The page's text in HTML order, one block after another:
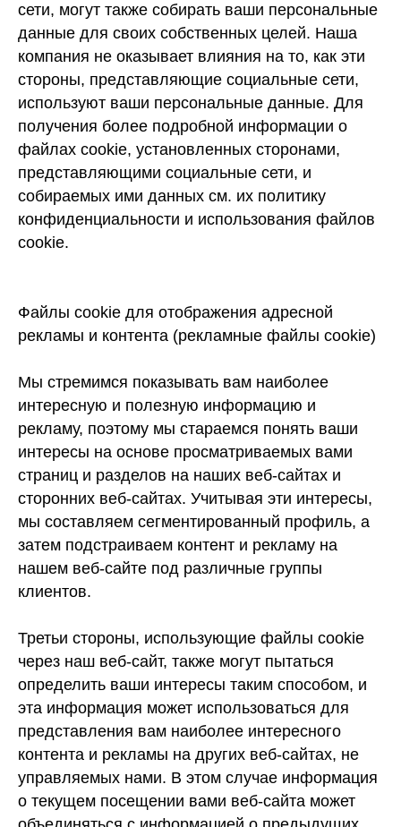
сети, могут также собирать ваши персональные
данные для своих собственных целей. Наша
компания не оказывает влияния на то, как эти
стороны, представляющие социальные сети,
используют ваши персональные данные. Для
получения более подробной информации о
файлах cookie, установленных сторонами,
представляющими социальные сети, и
собираемых ими данных см. их политику
конфиденциальности и использования файлов
cookie.
Файлы cookie для отображения адресной
рекламы и контента (рекламные файлы cookie)
Мы стремимся показывать вам наиболее
интересную и полезную информацию и
рекламу, поэтому мы стараемся понять ваши
интересы на основе просматриваемых вами
страниц и разделов на наших веб-сайтах и
сторонних веб-сайтах. Учитывая эти интересы,
мы составляем сегментированный профиль, а
затем подстраиваем контент и рекламу на
нашем веб-сайте под различные группы
клиентов.
Третьи стороны, использующие файлы cookie
через наш веб-сайт, также могут пытаться
определить ваши интересы таким способом, и
эта информация может использоваться для
представления вам наиболее интересного
контента и рекламы на других веб-сайтах, не
управляемых нами. В этом случае информация
о текущем посещении вами веб-сайта может